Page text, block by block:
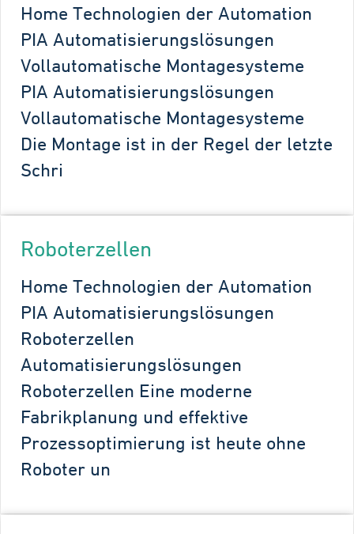
Home Technologien der Automation
PIA Automatisierungslösungen
Vollautomatische Montagesysteme
PIA Automatisierungslösungen
Vollautomatische Montagesysteme
Die Montage ist in der Regel der letzte
Schri
Roboterzellen
Home Technologien der Automation
PIA Automatisierungslösungen
Roboterzellen
Automatisierungslösungen
Roboterzellen Eine moderne
Fabrikplanung und effektive
Prozessoptimierung ist heute ohne
Roboter un